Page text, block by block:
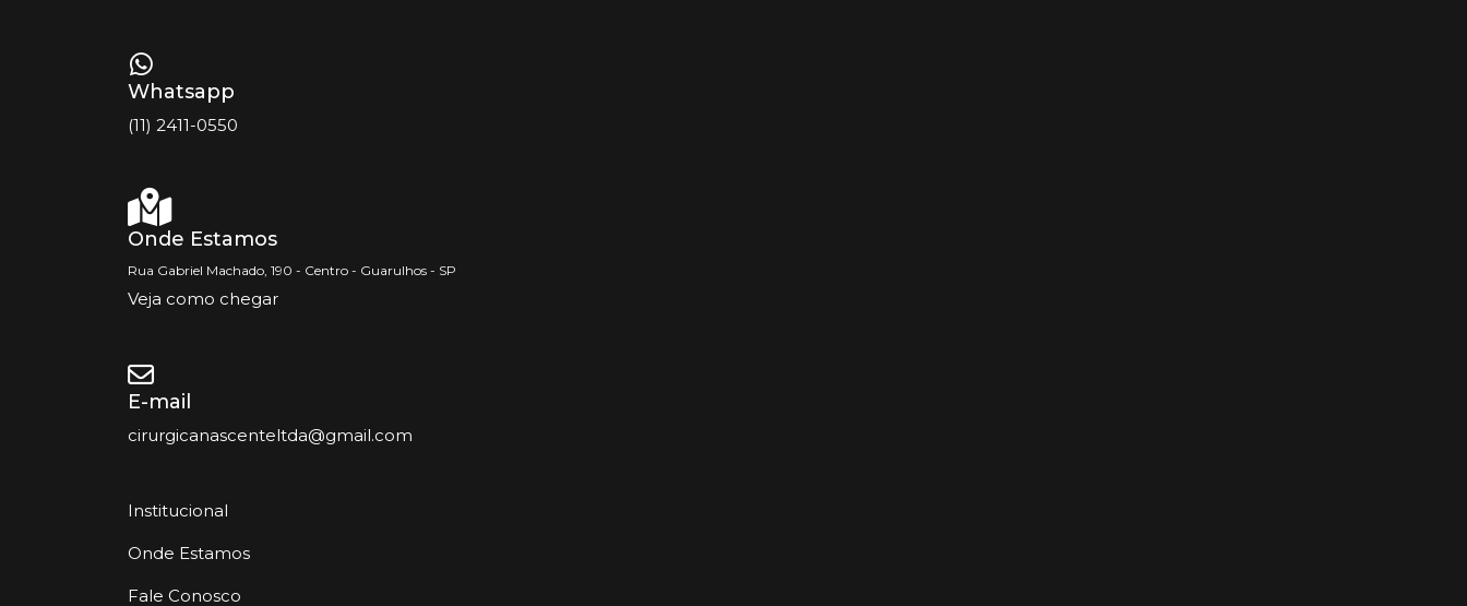
Whatsapp
(11) 2411-0550
Onde Estamos
Rua Gabriel Machado, 190 - Centro - Guarulhos - SP
Veja como chegar
E-mail
cirurgicanascenteltda@gmail.com
Institucional
Onde Estamos
Fale Conosco